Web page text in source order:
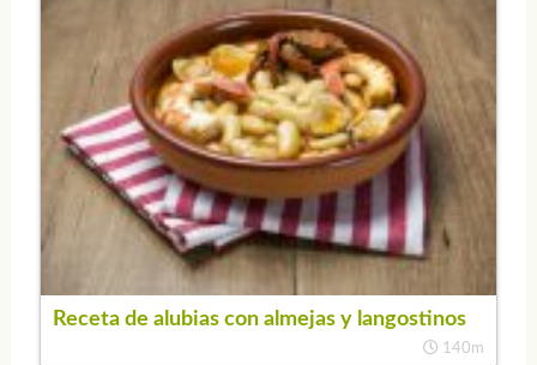
Receta de alubias con almejas y langostinos
140m